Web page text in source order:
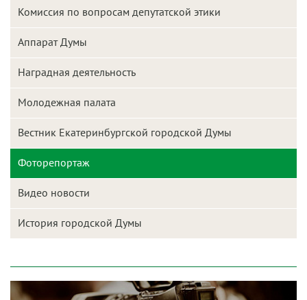
Комиссия по вопросам депутатской этики
Аппарат Думы
Наградная деятельность
Молодежная палата
Вестник Екатеринбургской городской Думы
Фоторепортаж
Видео новости
История городской Думы